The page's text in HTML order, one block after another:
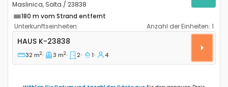
Maslinica, Solta / 23838
180 m vom Strand entfernt
Unterkunftseinheiten:
Anzahl der Einheiten: 1
2-Zimmer-Haus Maslinica, Solta K-23838
HAUS K-23838
32 m2 3 m2 2 1 4